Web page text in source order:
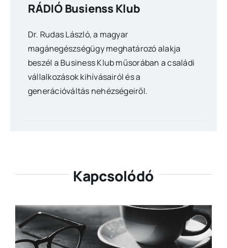
RÁDIÓ Busienss Klub
Dr. Rudas László, a magyar
magánegészségügy meghatározó alakja
beszél a Business Klub műsorában a családi
vállalkozások kihívásairól és a
generációváltás nehézségeiről.
Kapcsolódó